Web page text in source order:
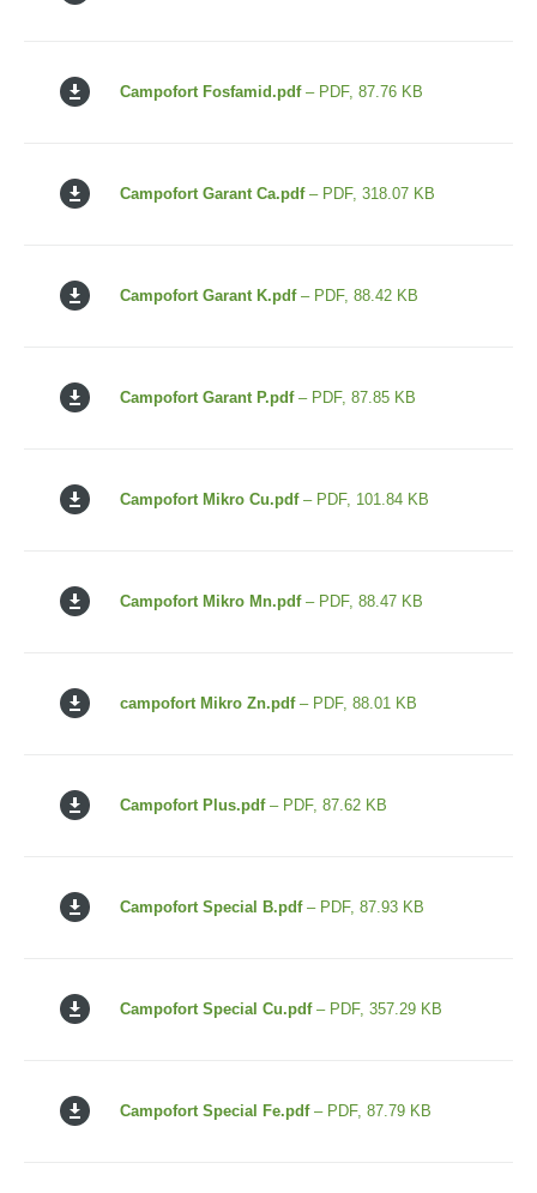
Campofort Fosfamid.pdf– PDF, 87.76 KB
Campofort Garant Ca.pdf– PDF, 318.07 KB
Campofort Garant K.pdf– PDF, 88.42 KB
Campofort Garant P.pdf– PDF, 87.85 KB
Campofort Mikro Cu.pdf– PDF, 101.84 KB
Campofort Mikro Mn.pdf– PDF, 88.47 KB
campofort Mikro Zn.pdf– PDF, 88.01 KB
Campofort Plus.pdf– PDF, 87.62 KB
Campofort Special B.pdf– PDF, 87.93 KB
Campofort Special Cu.pdf– PDF, 357.29 KB
Campofort Special Fe.pdf– PDF, 87.79 KB